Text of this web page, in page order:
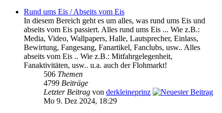
Rund ums Eis / Abseits vom Eis
In diesem Bereich geht es um alles, was rund ums Eis und
abseits vom Eis passiert. Alles rund ums Eis ... Wie z.B.:
Media, Video, Wallpapers, Halle, Lautsprecher, Einlass,
Bewirtung, Fangesang, Fanartikel, Fanclubs, usw.. Alles
abseits vom Eis .. Wie z.B.: Mitfahrgelegenheit,
Fanaktivitäten, usw.. u.a. auch der Flohmarkt!
506 Themen
4799 Beiträge
Letzter Beitrag von derkleineprinz
Mo 9. Dez 2024, 18:29